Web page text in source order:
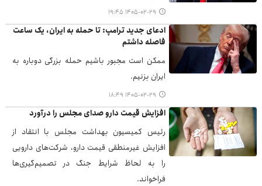
۱۴۰۵-۰۲-۲۹ ۱۹:۴۵
ادعای جدید ترامپ: تا حمله به ایران، یک ساعت
فاصله داشتم
ممکن است مجبور باشیم حمله بزرگی دوباره به
ایران بزنیم.
۱۴۰۵-۰۲-۲۹ ۱۸:۴۹
افزایش قیمت دارو صدای مجلس را درآورد
رئیس کمیسیون بهداشت مجلس با انتقاد از
افزایش غیرمنطقی قیمت دارو، شرکت‌های دارویی
را به لحاظ شرایط جنگ در تصمیم‌گیری‌ها
فراخواند.